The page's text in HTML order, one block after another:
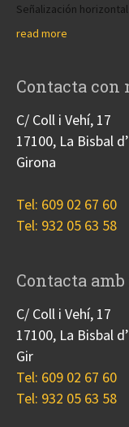
Señalización horizontal
read more
Contacta con
C/ Coll i Vehí, 17
17100, La Bisbal
Girona
Tel: 609 02 67 60
Tel: 932 05 63 58
Contacta
C/ Coll i Vehí, 17
17100, La Bisbal
Gir
Tel: 609 02 67 60
Tel: 932 05 63 58